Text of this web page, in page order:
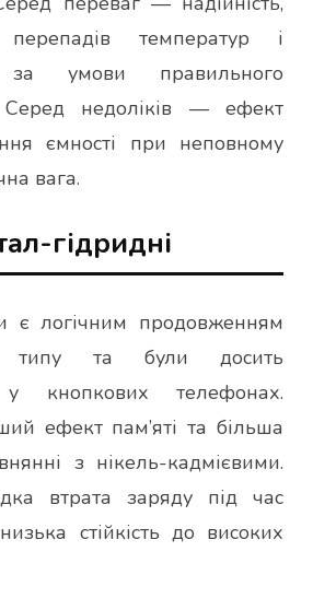
перепадів температур і
за умови правильного
Серед недоліків — ефект
ємності при неповному
вага.
гідридні
є логічним продовженням
типу та були досить
кнопкових телефонах.
ефект пам’яті та більша
з нікель-кадмієвими.
втрата заряду під час
стійкість до високих